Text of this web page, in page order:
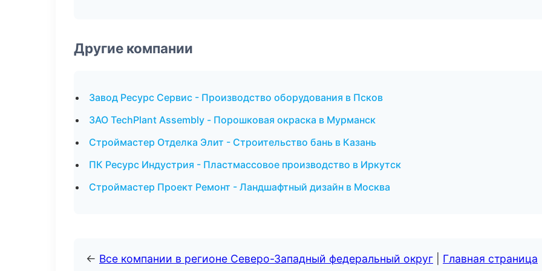
Другие компании
Завод Ресурс Сервис - Производство оборудования в Псков
ЗАО TechPlant Assembly - Порошковая окраска в Мурманск
Строймастер Отделка Элит - Строительство бань в Казань
ПК Ресурс Индустрия - Пластмассовое производство в Иркутск
Строймастер Проект Ремонт - Ландшафтный дизайн в Москва
← Все компании в регионе Северо-Западный федеральный округ Главная страница